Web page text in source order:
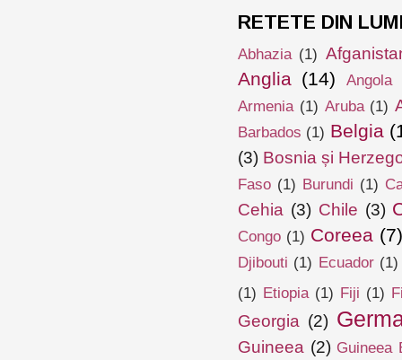
RETETE DIN
Abhazia (1)
Anglia (14) Angola
Armenia (1) Aruba (1)
Barbados (1) Belgia
(3) Bosnia și
Faso (1) Burundi (1)
Cehia (3) Chile (3)
Congo (1) Coreea
Djibouti (1) Ecuador (1)
(1) Etiopia (1) Fiji (1)
Georgia (2)
Guineea (2) Guineea